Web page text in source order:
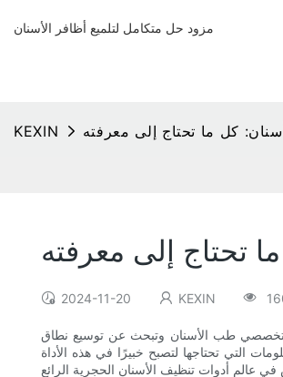
مزود حل متكامل لتلميع أظافر الأسنان
KEXIN كل ما تحتاج إلى معرفته
تحتاج إلى معرفته
2024-11-20 KEXIN
متخصصي طب الأسنان وتبحث عن توسيع نطاق
التي تحتاجها لتصبح خبيرًا في هذه الأداة